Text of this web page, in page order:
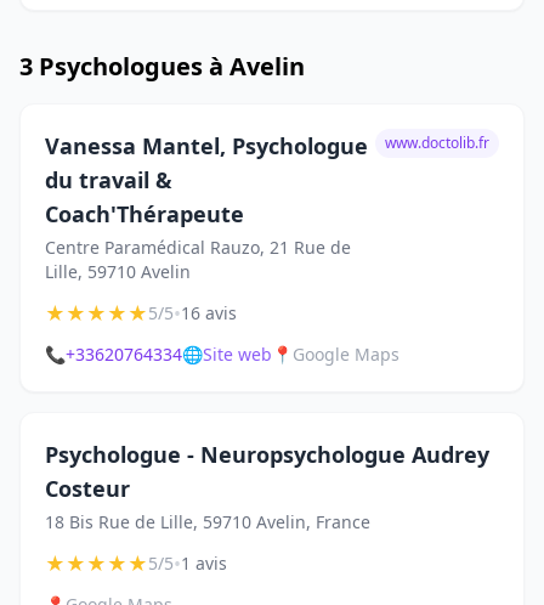
3 Psychologues à Avelin
Vanessa Mantel, Psychologue
du travail &
Coach'Thérapeute
Centre Paramédical Rauzo, 21 Rue de
Lille, 59710 Avelin
www.doctolib.fr
★★★★★5/5•16 avis
📞+33620764334🌐Site web 📍 Google Maps
Psychologue - Neuropsychologue Audrey
Costeur
18 Bis Rue de Lille, 59710 Avelin, France
★★★★★5/5•1 avis